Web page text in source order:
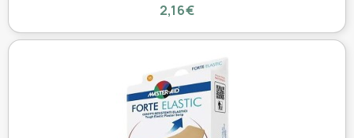
2,16€